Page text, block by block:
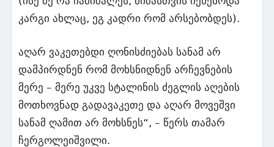
კარგი ახლაც, ეგ კადრი რომ არსებობდეს).
აღარ ვაკეთებდი ღონისძიებას სანამ არ
დამპირდნენ რომ მოხსნიდნენ არჩევნების
მერე – მერე უკვე სტალინის ძეგლის აღების
მოთხოვნად გადავაკეთე და აღარ მოვეშვი
სანამ ღამით არ მოხსნეს“, – წერს თამარ
ჩერგოლეიშვილი.